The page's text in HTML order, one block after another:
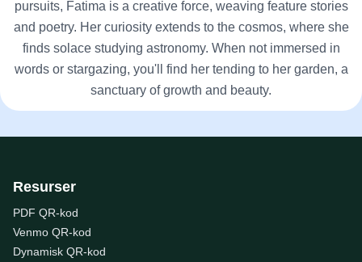
pursuits, Fatima is a creative force, weaving feature stories
and poetry. Her curiosity extends to the cosmos, where she
finds solace studying astronomy. When not immersed in
words or stargazing, you'll find her tending to her garden, a
sanctuary of growth and beauty.
Resurser
PDF QR-kod
Venmo QR-kod
Dynamisk QR-kod